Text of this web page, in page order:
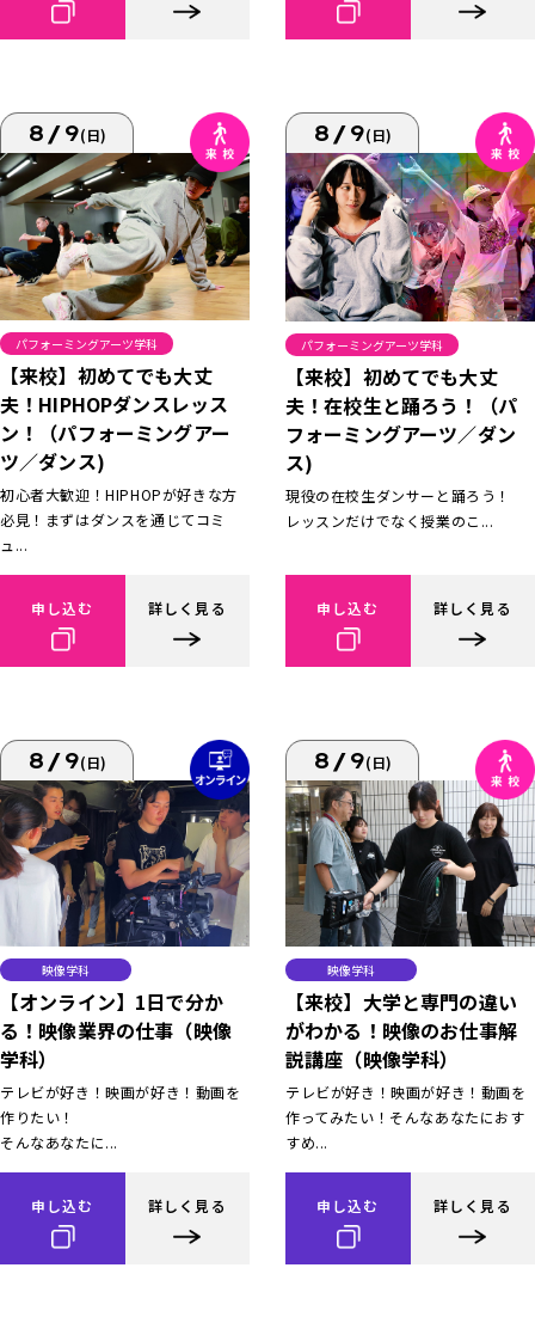
8/9(日)
パフォーミングアーツ学科
【来校】初めてでも大丈
夫！HIPHOPダンスレッス
ン！（パフォーミングアー
ツ／ダンス)
初心者大歓迎！HIPHOPが好きな方
必見！まずはダンスを通じてコミ
ュ...
申し込む 詳しく見る
8/9(日)
パフォーミングアーツ学科
【来校】初めてでも大丈
夫！在校生と踊ろう！（パ
フォーミングアーツ／ダン
ス)
現役の在校生ダンサーと踊ろう！
レッスンだけでなく授業のこ...
申し込む 詳しく見る
8/9(日)
映像学科
【オンライン】1日で分か
る！映像業界の仕事（映像
学科）
テレビが好き！映画が好き！動画を
作りたい！
そんなあなたに...
申し込む 詳しく見る
8/9(日)
映像学科
【来校】大学と専門の違い
がわかる！映像のお仕事解
説講座（映像学科）
テレビが好き！映画が好き！動画を
作ってみたい！そんなあなたにおす
すめ...
申し込む 詳しく見る